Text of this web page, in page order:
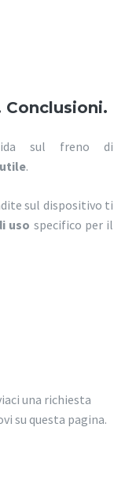
sul freno di
.
sul dispositivo ti
uso specifico per il
una richiesta
su questa pagina.